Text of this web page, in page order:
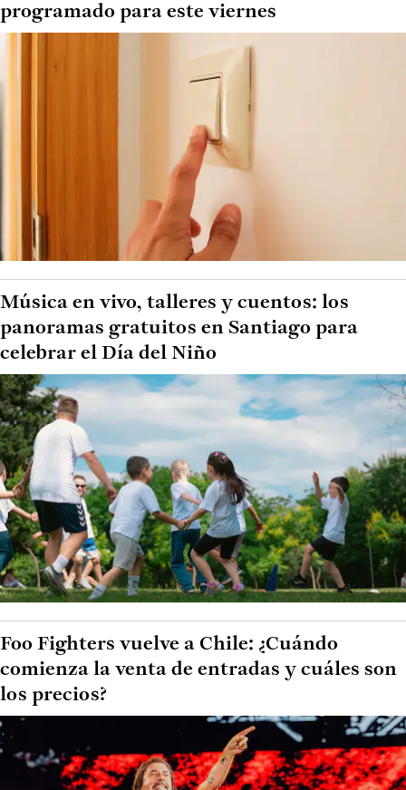
programado para este viernes
Música en vivo, talleres y cuentos: los
panoramas gratuitos en Santiago para
celebrar el Día del Niño
Foo Fighters vuelve a Chile: ¿Cuándo
comienza la venta de entradas y cuáles son
los precios?